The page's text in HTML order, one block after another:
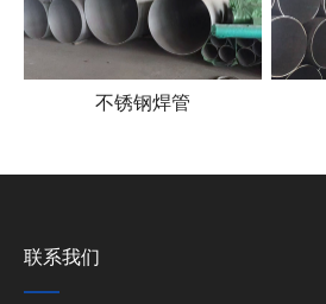
不锈钢焊管
联系我们